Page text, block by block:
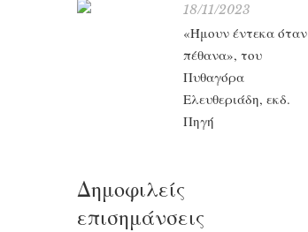
18/11/2023
«Ήμουν έντεκα όταν
πέθανα», του
Πυθαγόρα
Ελευθεριάδη, εκδ.
Πηγή
Δημοφιλείς
επισημάνσεις